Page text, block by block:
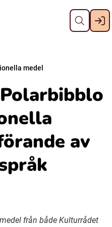
Stäng
medel
av
från både Kulturrådet